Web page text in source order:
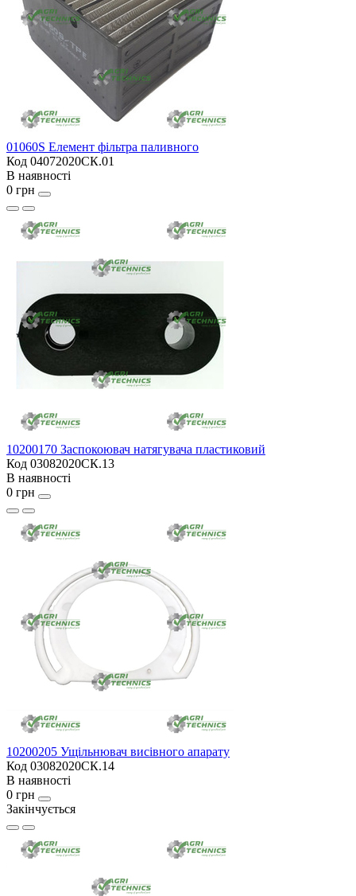
01060S Елемент фільтра паливного
Код 04072020СК.01
В наявності
0 грн
10200170 Заспокоювач натягувача пластиковий
Код 03082020СК.13
В наявності
0 грн
10200205 Ущільнювач висівного апарату
Код 03082020СК.14
В наявності
0 грн
Закінчується